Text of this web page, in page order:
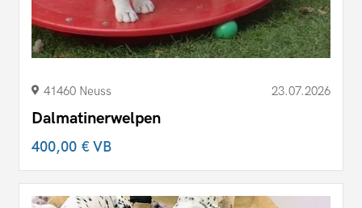
41460 Neuss 23.07.2026
Dalmatinerwelpen
400,00 €VB